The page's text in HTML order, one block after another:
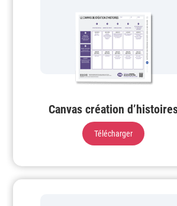
Canvas création
Télécharger